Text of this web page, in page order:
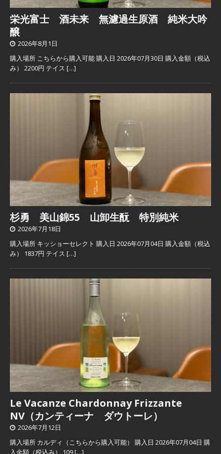
栄光富士 酒未来 無濾過生原酒 純米大吟
醸
2026年8月1日
購入場所 こちらから購入可能 購入日 2026年07月30日 購入金額（税込
み） 2200円 テイス […]
杉勇 美山錦55 山卸生酛 特別純米
2026年7月18日
購入場所 キッショーセレクト 購入日 2026年07月04日 購入金額（税込
み） 1837円 テイス […]
Le Vacanze Chardonnay Frizzante
NV（カンティーナ ダウトーレ）
2026年7月12日
購入場所 カルディ（こちらから購入可能） 購入日 2026年07月04日 購
入金額（税込み） 109[…]